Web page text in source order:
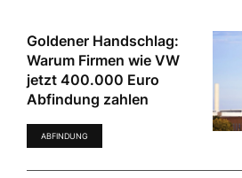
Goldener Handschlag:
Warum Firmen wie VW
jetzt 400.000 Euro
Abfindung zahlen
ABFINDUNG